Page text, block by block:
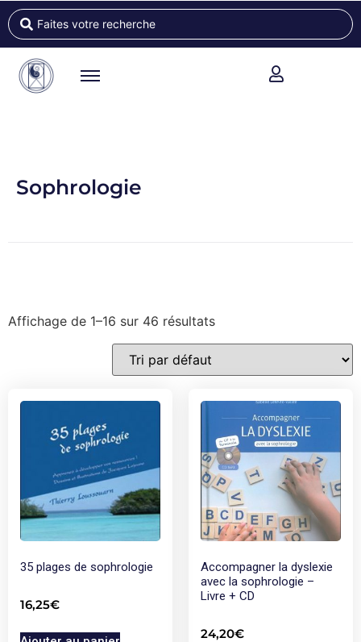
Sophrologie
Affichage de 1–16 sur 46 résultats
35 plages de sophrologie
16,25€
Accompagner la dyslexie
avec la sophrologie –
Livre + CD
24,20€